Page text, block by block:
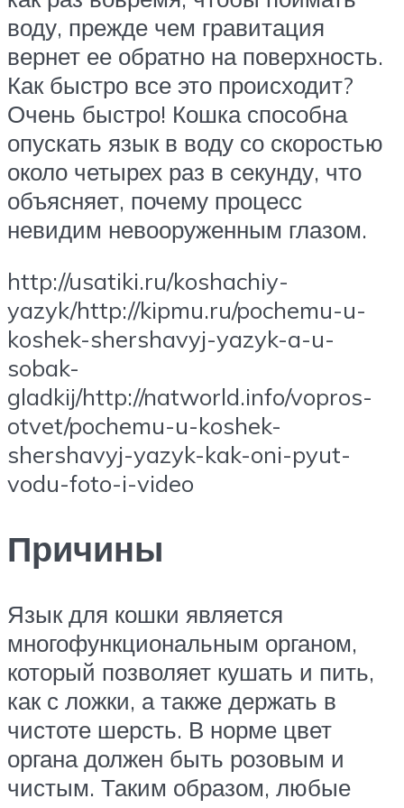
воду, прежде чем гравитация
вернет ее обратно на поверхность.
Как быстро все это происходит?
Очень быстро! Кошка способна
опускать язык в воду со скоростью
около четырех раз в секунду, что
объясняет, почему процесс
невидим невооруженным глазом.
http://usatiki.ru/koshachiy-
yazyk/http://kipmu.ru/pochemu-u-
koshek-shershavyj-yazyk-a-u-
sobak-
gladkij/http://natworld.info/vopros-
otvet/pochemu-u-koshek-
shershavyj-yazyk-kak-oni-pyut-
vodu-foto-i-video
Причины
Язык для кошки является
многофункциональным органом,
который позволяет кушать и пить,
как с ложки, а также держать в
чистоте шерсть. В норме цвет
органа должен быть розовым и
чистым. Таким образом, любые